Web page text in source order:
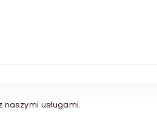
usługami.